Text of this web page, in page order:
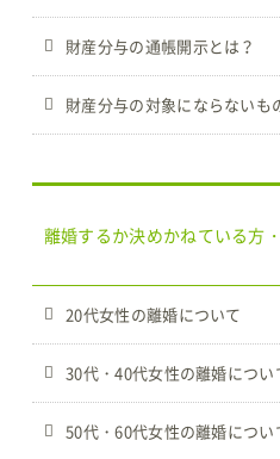
財産分与の通帳開示とは？
財産分与の対象にならないも
離婚するか決めかねている方
20代女性の離婚について
30代・40代女性の離婚につい
50代・60代女性の離婚につい